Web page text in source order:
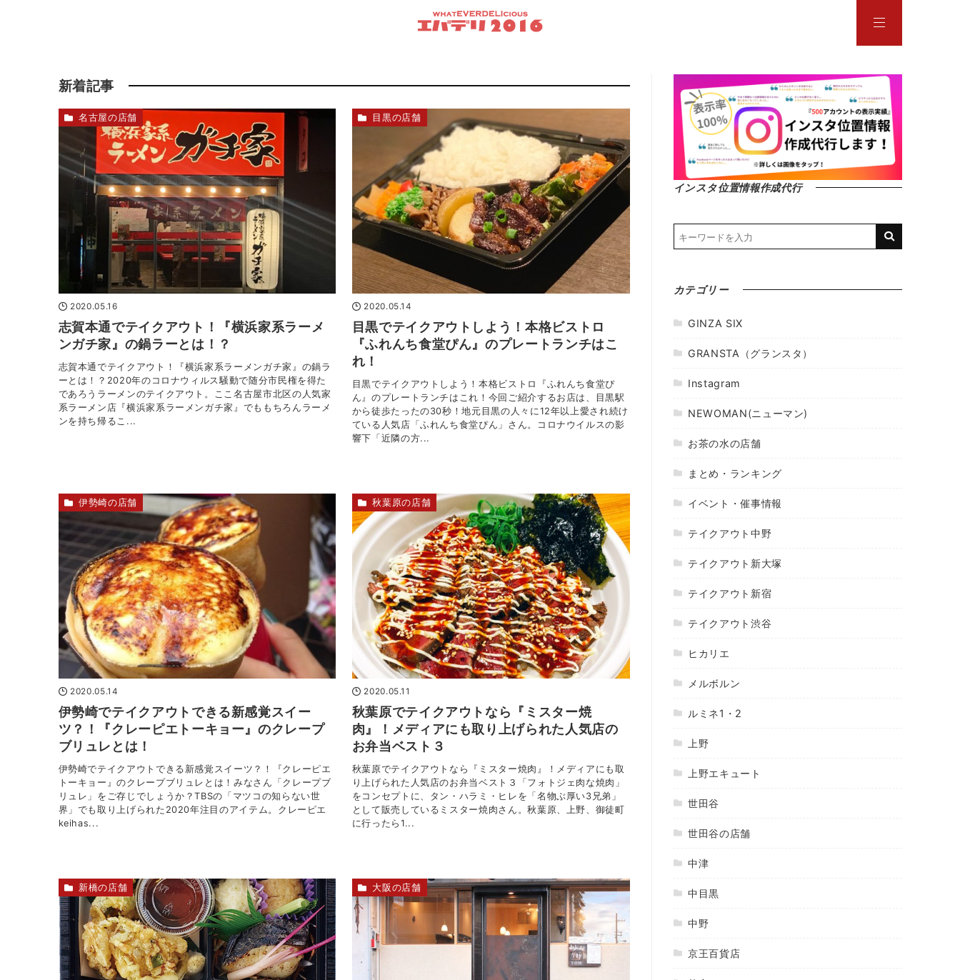
新着記事
2020.05.16
志賀本通でテイクアウト！『横浜家系ラーメ
ンガチ家』の鍋ラーとは！？
志賀本通でテイクアウト！『横浜家系ラーメンガチ家』の鍋ラ
ーとは！？2020年のコロナウィルス騒動で随分市民権を得た
であろうラーメンのテイクアウト。ここ名古屋市北区の人気家
系ラーメン店『横浜家系ラーメンガチ家』でももちろんラーメ
ンを持ち帰るこ...
名古屋の店舗
2020.05.14
目黒でテイクアウトしよう！本格ビストロ
『ふれんち食堂ぴん』のプレートランチはこ
れ！
目黒でテイクアウトしよう！本格ビストロ『ふれんち食堂ぴ
ん』のプレートランチはこれ！今回ご紹介するお店は、目黒駅
から徒歩たったの30秒！地元目黒の人々に12年以上愛され続け
ている人気店「ふれんち食堂ぴん」さん。コロナウイルスの影
響下「近隣の方...
目黒の店舗
2020.05.14
伊勢崎でテイクアウトできる新感覚スイー
ツ？！『クレーピエトーキョー』のクレープ
ブリュレとは！
伊勢崎でテイクアウトできる新感覚スイーツ？！『クレーピエ
トーキョー』のクレープブリュレとは！みなさん「クレープブ
リュレ」をご存じでしょうか？TBSの「マツコの知らない世
界」でも取り上げられた2020年注目のアイテム。クレーピエ
keihas...
伊勢崎の店舗
2020.05.11
秋葉原でテイクアウトなら『ミスター焼
肉』！メディアにも取り上げられた人気店の
お弁当ベスト３
秋葉原でテイクアウトなら『ミスター焼肉』！メディアにも取
り上げられた人気店のお弁当ベスト３「フォトジェ肉な焼肉」
をコンセプトに、タン・ハラミ・ヒレを「名物ぶ厚い3兄弟」
として販売しているミスター焼肉さん。秋葉原、上野、御徒町
に行ったら1...
秋葉原の店舗
新橋の店舗 大阪の店舗
インスタ位置情報作成代行
カテゴリー
GINZA SIX
GRANSTA（グランスタ）
Instagram
NEWOMAN(ニューマン)
お茶の水の店舗
まとめ・ランキング
イベント・催事情報
テイクアウト中野
テイクアウト新大塚
テイクアウト新宿
テイクアウト渋谷
ヒカリエ
メルボルン
ルミネ1・2
上野
上野エキュート
世田谷
世田谷の店舗
中津
中目黒
中野
京王百貨店